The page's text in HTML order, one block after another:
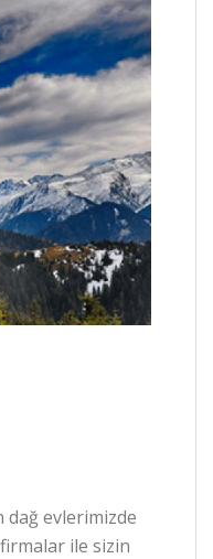
evlerimizde
ile sizin